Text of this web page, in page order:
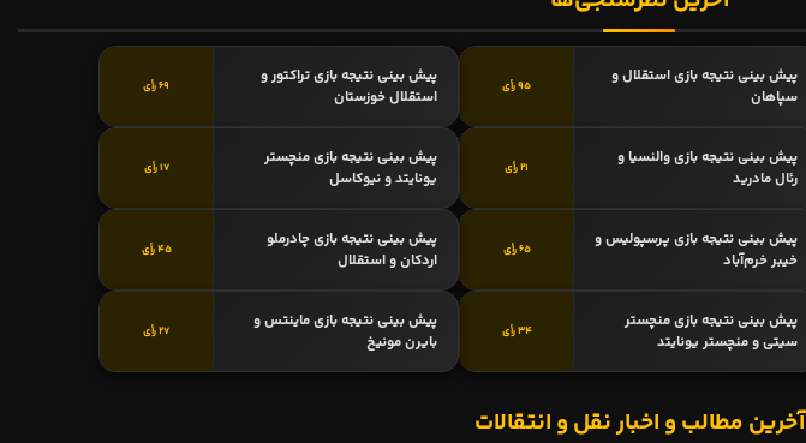
پیش بینی نتیجه بازی استقلال و
سپاهان
95 رأی
پیش بینی نتیجه بازی تراکتور و
استقلال خوزستان
69 رأی
پیش بینی نتیجه بازی والنسیا و
رئال مادرید
21 رأی
پیش بینی نتیجه بازی منچستر
یونایتد و نیوکاسل
17 رأی
پیش بینی نتیجه بازی پرسپولیس و
خیبر خرم‌آباد
65 رأی
پیش بینی نتیجه بازی چادرملو
اردکان و استقلال
45 رأی
پیش بینی نتیجه بازی منچستر
سیتی و منچستر یونایتد
34 رأی
پیش بینی نتیجه بازی ماینتس و
بایرن مونیخ
27 رأی
آخرین مطالب و اخبار نقل و انتقالات